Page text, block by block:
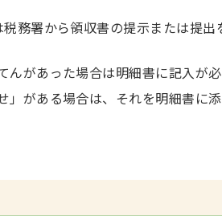
務署から領収書の提示または提
があった場合は明細書に記入が必
がある場合は、それを明細書に